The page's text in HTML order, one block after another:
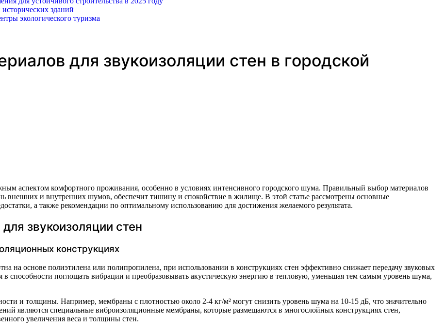
зданий
экологического туризма
для звукоизоляции стен в городской
внешних и внутренних шумов, обеспечит тишину и спокойствие в жилище. В этой статье рассмотрены основные
а также рекомендации по оптимальному использованию для достижения желаемого результата.
звукоизоляции стен
конструкциях
на основе полиэтилена или полипропилена, при использовании в конструкциях стен эффективно снижает передачу звуковых
в способности поглощать вибрации и преобразовывать акустическую энергию в тепловую, уменьшая тем самым уровень шума,
и толщины. Например, мембраны с плотностью около 2-4 кг/м² могут снизить уровень шума на 10-15 дБ, что значительно
являются специальные виброизоляционные мембраны, которые размещаются в многослойных конструкциях стен,
увеличения веса и толщины стен.